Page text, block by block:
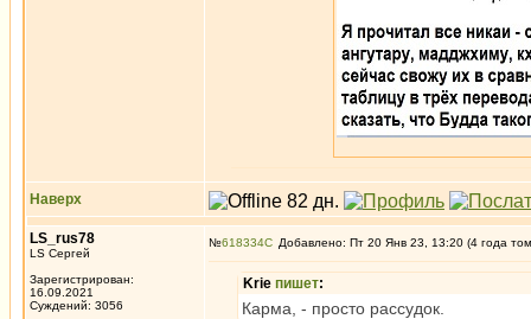
Наверх
LS_rus78
LS Сергей
Зарегистрирован:
16.09.2021
Суждений: 3056
№618334 Добавлено: Пт 20 Янв 23, 13:20 (4 года
Krie пишет:
Карма, - просто рассудок.